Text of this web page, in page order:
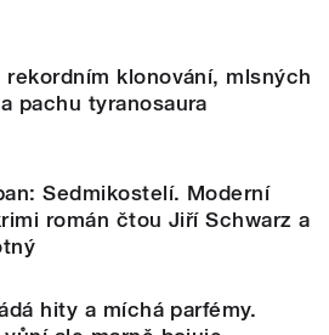
rekordním klonování, mlsných
pachu tyranosaura
Sedmikostelí. Moderní
román čtou Jiří Schwarz a
hity a míchá parfémy.